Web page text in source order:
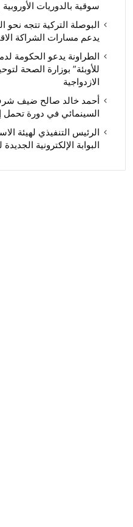
سوقية بالدوريات
البوصلة التركية تتجه نحو
يدعم مسارات الشراكة
الطراونة يدعو الحكومة
للأوبئة” بوزارة الصحة
الازدواجية
أحمد خالد صالح ضيف
السينمائي في دورة تحمل
الرئيس التنفيذي لهيئة
البوابة الإلكترونية الجديدة